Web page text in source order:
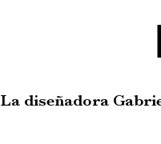
La diseñadora